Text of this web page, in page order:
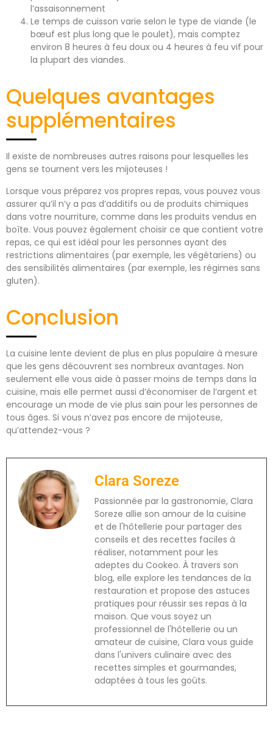
l’assaisonnement
Le temps de cuisson varie selon le type de viande (le
bœuf est plus long que le poulet), mais comptez
environ 8 heures à feu doux ou 4 heures à feu vif pour
la plupart des viandes.
Quelques avantages
supplémentaires
Il existe de nombreuses autres raisons pour lesquelles les
gens se tournent vers les mijoteuses !
Lorsque vous préparez vos propres repas, vous pouvez vous
assurer qu’il n’y a pas d’additifs ou de produits chimiques
dans votre nourriture, comme dans les produits vendus en
boîte. Vous pouvez également choisir ce que contient votre
repas, ce qui est idéal pour les personnes ayant des
restrictions alimentaires (par exemple, les végétariens) ou
des sensibilités alimentaires (par exemple, les régimes sans
gluten).
Conclusion
La cuisine lente devient de plus en plus populaire à mesure
que les gens découvrent ses nombreux avantages. Non
seulement elle vous aide à passer moins de temps dans la
cuisine, mais elle permet aussi d’économiser de l’argent et
encourage un mode de vie plus sain pour les personnes de
tous âges. Si vous n’avez pas encore de mijoteuse,
qu’attendez-vous ?
Clara Soreze
Passionnée par la gastronomie, Clara
Soreze allie son amour de la cuisine
et de l'hôtellerie pour partager des
conseils et des recettes faciles à
réaliser, notamment pour les
adeptes du Cookeo. À travers son
blog, elle explore les tendances de la
restauration et propose des astuces
pratiques pour réussir ses repas à la
maison. Que vous soyez un
professionnel de l'hôtellerie ou un
amateur de cuisine, Clara vous guide
dans l'univers culinaire avec des
recettes simples et gourmandes,
adaptées à tous les goûts.